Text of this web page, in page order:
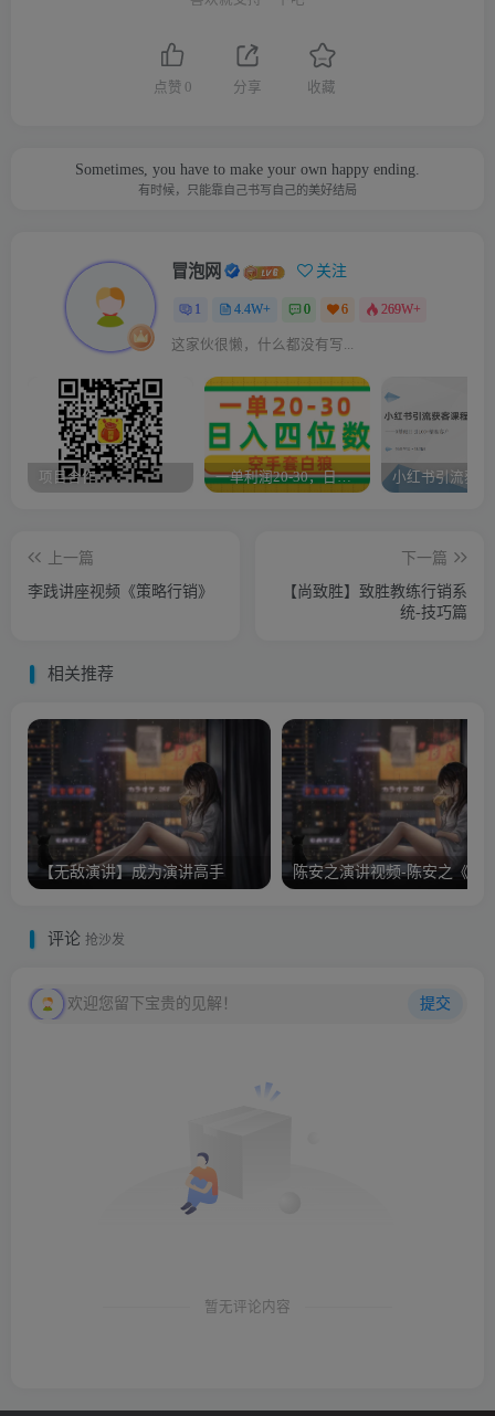
点赞 0 分享 收藏
Sometimes, you have to make your own happy ending.
有时候，只能靠自己书写自己的美好结局
冒泡网 关注
1 4.4W+ 0 6 269W+
这家伙很懒，什么都没有写...
项目合作 一单利润20-30，日入四位数，空手套白狼，只要做就能赚，简单无套路
上一篇
李践讲座视频《策略行销》
下一篇
【尚致胜】致胜教练行销系
统-技巧篇
相关推荐
【无敌演讲】成为演讲高手
评论 抢沙发
欢迎您留下宝贵的见解！ 提交
暂无评论内容